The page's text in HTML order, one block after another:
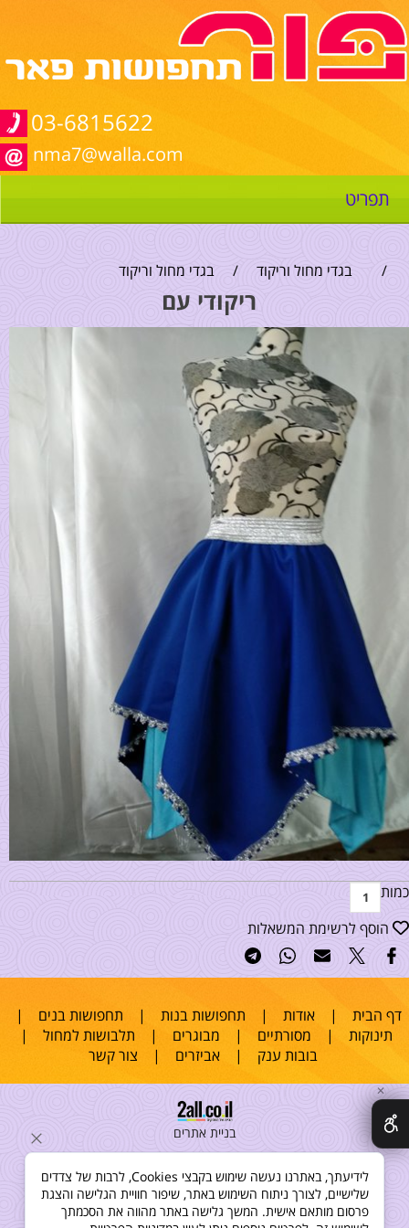
03-6815622
nma7@walla.com
תפריט
/ בגדי מחול וריקוד / בגדי מחול וריקוד
ריקודי עם
כמות
הוסף לרשימת המשאלות
דף הבית |אודות | תחפושות בנות | תחפושות בנים |
תינוקות | מסורתיים | מבוגרים | תלבושות למחול |
בובות ענק |אביזרים | צור קשר
בניית אתרים
✕
לידיעתך, באתרנו נעשה שימוש בקבצי Cookies, לרבות של צדדים
שלישיים, לצורך ניתוח השימוש באתר, שיפור חוויית הגלישה והצגת
פרסום מותאם אישית. המשך גלישה באתר מהווה את הסכמתך